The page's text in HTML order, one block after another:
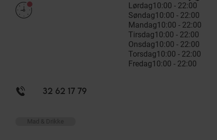
Lørdag10:00 - 22:00
Søndag10:00 - 22:00
Mandag10:00 - 22:00
Tirsdag10:00 - 22:00
Onsdag10:00 - 22:00
Torsdag10:00 - 22:00
Fredag10:00 - 22:00
32 62 17 79
Mad & Drikke